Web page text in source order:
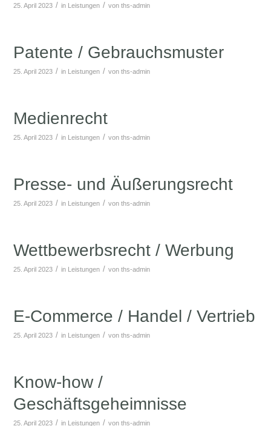
25. April 2023 / in Leistungen / vonths-admin
Patente / Gebrauchsmuster
25. April 2023 / in Leistungen / vonths-admin
Medienrecht
25. April 2023 / in Leistungen / vonths-admin
Presse- und Äußerungsrecht
25. April 2023 / in Leistungen / vonths-admin
Wettbewerbsrecht / Werbung
25. April 2023 / in Leistungen / vonths-admin
E-Commerce / Handel / Vertrieb
25. April 2023 / in Leistungen / vonths-admin
Know-how /
Geschäftsgeheimnisse
25. April 2023 / in Leistungen / vonths-admin